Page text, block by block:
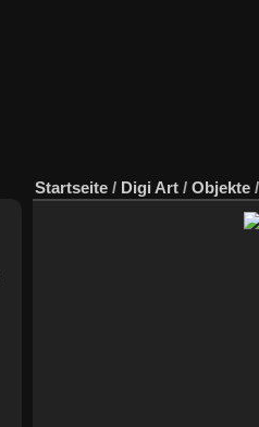
Startseite / Digi Art / Objekte